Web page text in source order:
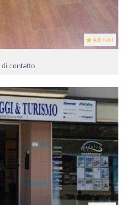
4.6 (45)
contatto